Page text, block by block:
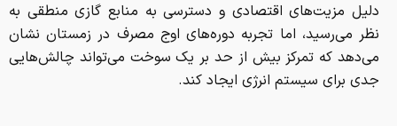
دلیل مزیت‌های اقتصادی و دسترسی به منابع گازی منطقی به
نظر می‌رسید، اما تجربه دوره‌های اوج مصرف در زمستان نشان
می‌دهد که تمرکز بیش از حد بر یک سوخت می‌تواند چالش‌هایی
جدی برای سیستم انرژی ایجاد کند.